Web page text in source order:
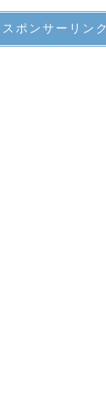
スポンサーリンク